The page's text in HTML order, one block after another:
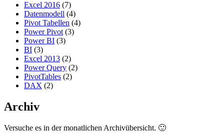
Excel 2016 (7)
Datenmodell (4)
Pivot Tabellen (4)
Power Pivot (3)
Power BI (3)
BI (3)
Excel 2013 (2)
Power Query (2)
PivotTables (2)
DAX (2)
Archiv
Versuche es in der monatlichen Archivübersicht. 🙂